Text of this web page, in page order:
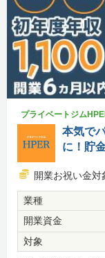
プライベートジム
本気で
に！貯
開業お祝い金対
業種
開業資金
対象